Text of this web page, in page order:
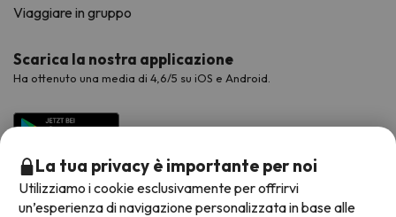
Viaggiare in gruppo
Scarica la nostra applicazione
Ha ottenuto una media di 4,6/5 su iOS e Android.
La tua privacy è importante per noi
Utilizziamo i cookie esclusivamente per offrirvi
un’esperienza di navigazione personalizzata in base alle